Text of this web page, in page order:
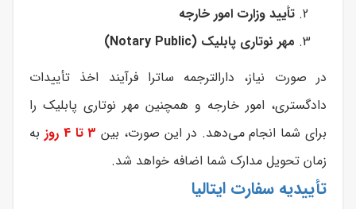
تأیید وزارت امور خارجه
مهر نوتاری پابلیک (Notary Public)
در صورت نیاز، دارالترجمه ساترا فرآیند اخذ تأییدات
دادگستری، امور خارجه و همچنین مهر نوتاری پابلیک را
برای شما انجام می‌دهد. در این صورت، بین3 تا 4 روز
به
زمان تحویل مدارک شما اضافه خواهد شد.
تأییدیه سفارت ایتالیا